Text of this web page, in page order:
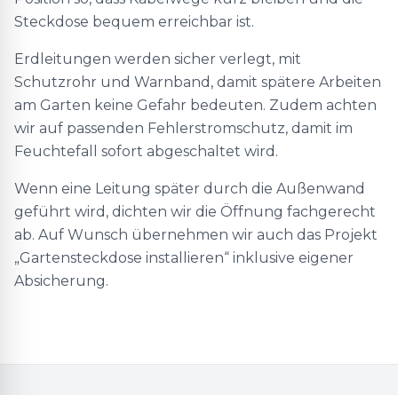
Steckdose bequem erreichbar ist.
Erdleitungen werden sicher verlegt, mit
Schutzrohr und Warnband, damit spätere Arbeiten
am Garten keine Gefahr bedeuten. Zudem achten
wir auf passenden Fehlerstromschutz, damit im
Feuchtefall sofort abgeschaltet wird.
Wenn eine Leitung später durch die Außenwand
geführt wird, dichten wir die Öffnung fachgerecht
ab. Auf Wunsch übernehmen wir auch das Projekt
„Gartensteckdose installieren“ inklusive eigener
Absicherung.